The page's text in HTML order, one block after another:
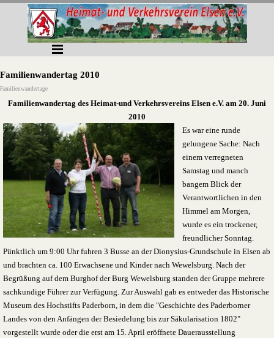
Direkt zum Seiteninhalt
Menü überspringen
Familienwandertag 2010
Familienwandertage
Familienwandertag des Heimat-und Verkehrsvereins Elsen e.V. am 20. Juni
2010
Es war eine runde
gelungene Sache: Nach
einem verregneten
Samstag und manch
bangem Blick der
Verantwortlichen in den
Himmel am Morgen,
wurde es ein trockener,
freundlicher Sonntag.
Pünktlich um 9:00 Uhr fuhren 3 Busse an der Dionysius-Grundschule in Elsen ab
und brachten ca. 100 Erwachsene und Kinder nach Wewelsburg. Nach der
Begrüßung auf dem Burghof der Burg Wewelsburg standen der Gruppe mehrere
sachkundige Führer zur Verfügung. Zur Auswahl gab es entweder das Historische
Museum des Hochstifts Paderborn, in dem die "Geschichte des Paderborner
Landes von den Anfängen der Besiedelung bis zur Säkularisation 1802"
vorgestellt wurde oder die erst am 15. April eröffnete Dauerausstellung